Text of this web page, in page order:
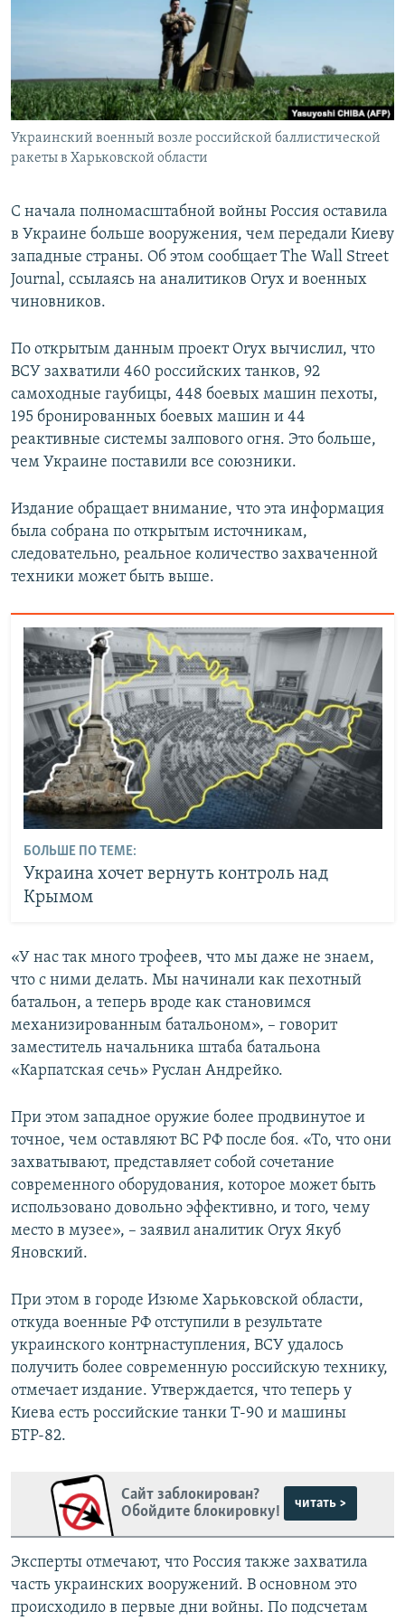
ПОБЕДИТЕЛЕЙ НЕ СУДЯТ?
ELIFBE
УКРАИНСКАЯ ПРОБЛЕМА КРЫМА
Все сайты RFE/RL
Украинский военный возле российской баллистической
ракеты в Харьковской области
С начала полномасштабной войны Россия оставила
в Украине больше вооружения, чем передали Киеву
западные страны. Об этом сообщает The Wall Street
Journal, ссылаясь на аналитиков Oryx и военных
чиновников.
По открытым данным проект Oryx вычислил, что
ВСУ захватили 460 российских танков, 92
самоходные гаубицы, 448 боевых машин пехоты,
195 бронированных боевых машин и 44
реактивные системы залпового огня. Это больше,
чем Украине поставили все союзники.
Издание обращает внимание, что эта информация
была собрана по открытым источникам,
следовательно, реальное количество захваченной
техники может быть выше.
БОЛЬШЕ ПО ТЕМЕ:
Украина хочет вернуть контроль над
Крымом
«У нас так много трофеев, что мы даже не знаем,
что с ними делать. Мы начинали как пехотный
батальон, а теперь вроде как становимся
механизированным батальоном», – говорит
заместитель начальника штаба батальона
«Карпатская сечь» Руслан Андрейко.
При этом западное оружие более продвинутое и
точное, чем оставляют ВС РФ после боя. «То, что они
захватывают, представляет собой сочетание
современного оборудования, которое может быть
использовано довольно эффективно, и того, чему
место в музее», – заявил аналитик Oryx Якуб
Яновский.
При этом в городе Изюме Харьковской области,
откуда военные РФ отступили в результате
украинского контрнаступления, ВСУ удалось
получить более современную российскую технику,
отмечает издание. Утверждается, что теперь у
Киева есть российские танки Т-90 и машины
БТР-82.
Сайт заблокирован?
Обойдите блокировку!
читать >
Эксперты отмечают, что Россия также захватила
часть украинских вооружений. В основном это
происходило в первые дни войны. По подсчетам